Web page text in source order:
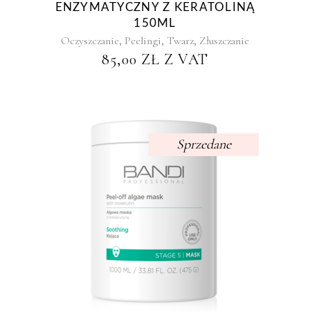
ENZYMATYCZNY Z KERATOLINĄ
150ML
Oczyszczanie, Peelingi, Twarz, Złuszczanie
85,00 ZŁ Z VAT
Sprzedane